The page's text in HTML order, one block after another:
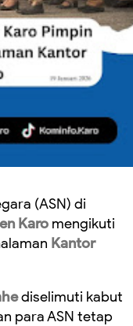
(ASN) di
Karo mengikuti
Kantor
diselimuti kabut
para ASN tetap